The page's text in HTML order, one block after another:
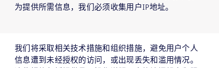
为提供所需信息，我们必须收集用户IP地址。
我们将采取相关技术措施和组织措施，避免用户个人
信息遭到未经授权的访问，或出现丢失和滥用情况。